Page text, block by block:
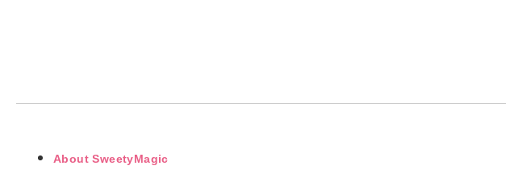
About SweetyMagic